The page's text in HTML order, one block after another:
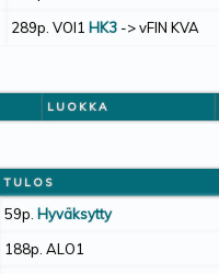
289p. VOI1 HK3 -> vFIN KVA
LUOKKA
TULOS
59p. Hyväksytty
188p. ALO1